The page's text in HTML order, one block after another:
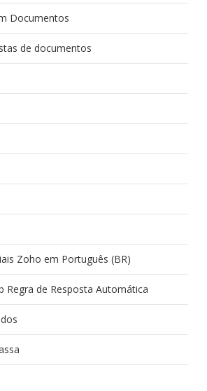
Documentos
de documentos
Zoho em Português (BR)
Regra de Resposta Automática